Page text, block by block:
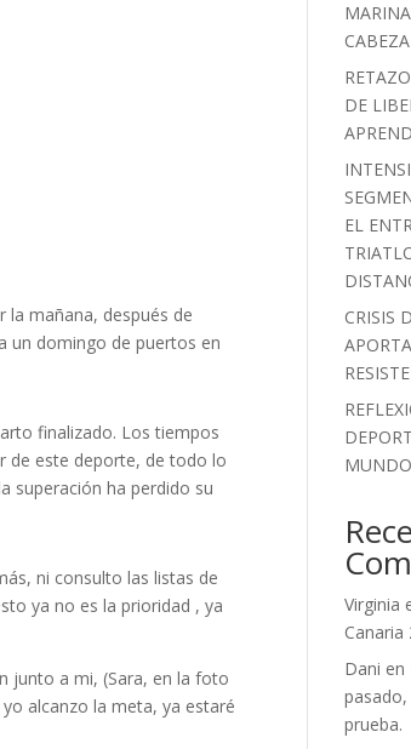
mañana, después de
un domingo de puertos en
finalizado. Los tiempos
de este deporte, de todo lo
superación ha perdido su
ni consulto las listas de
ya no es la prioridad , ya
junto a mi, (Sara, en la foto
alcanzo la meta, ya estaré
CABEZA
DE
EL
CRISIS
Virginia
Canaria
Dani en
pasado,
prueba.